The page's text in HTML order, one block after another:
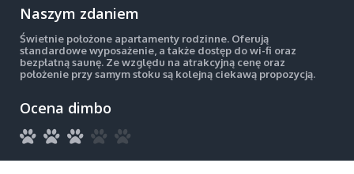
Naszym zdaniem
Świetnie położone apartamenty rodzinne. Oferują
standardowe wyposażenie, a także dostęp do wi-fi oraz
bezpłatną saunę. Ze względu na atrakcyjną cenę oraz
położenie przy samym stoku są kolejną ciekawą propozycją.
Ocena dimbo